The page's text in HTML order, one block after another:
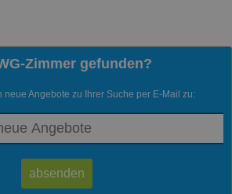
Zimmer gefunden?
neue Angebote zu Ihrer Suche per E-Mail zu: